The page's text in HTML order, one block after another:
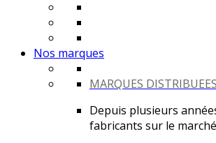
Nos marques
MARQUES DISTRIBUEES
Depuis plusieurs
fabricants sur le